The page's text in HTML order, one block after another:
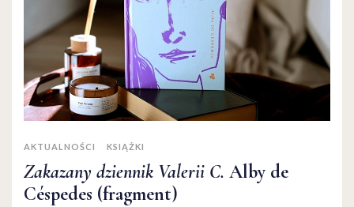
AKTUALNOŚCI KSIĄŻKI
Zakazany dziennik Valerii C. Alby de
Céspedes (fragment)